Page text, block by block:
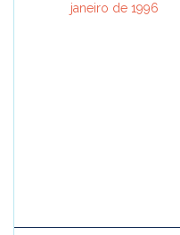
janeiro de 1996